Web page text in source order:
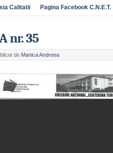
Calitatii Pagina Facebook C.N.E.T.
nr. 35
de Manica Andreea